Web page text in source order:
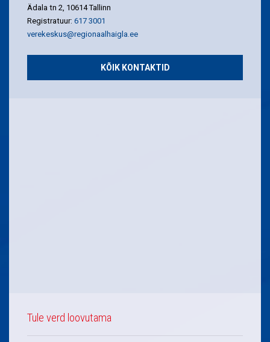
Ädala tn 2, 10614 Tallinn
Registratuur: 617 3001
verekeskus@regionaalhaigla.ee
KÕIK KONTAKTID
Tule verd loovutama